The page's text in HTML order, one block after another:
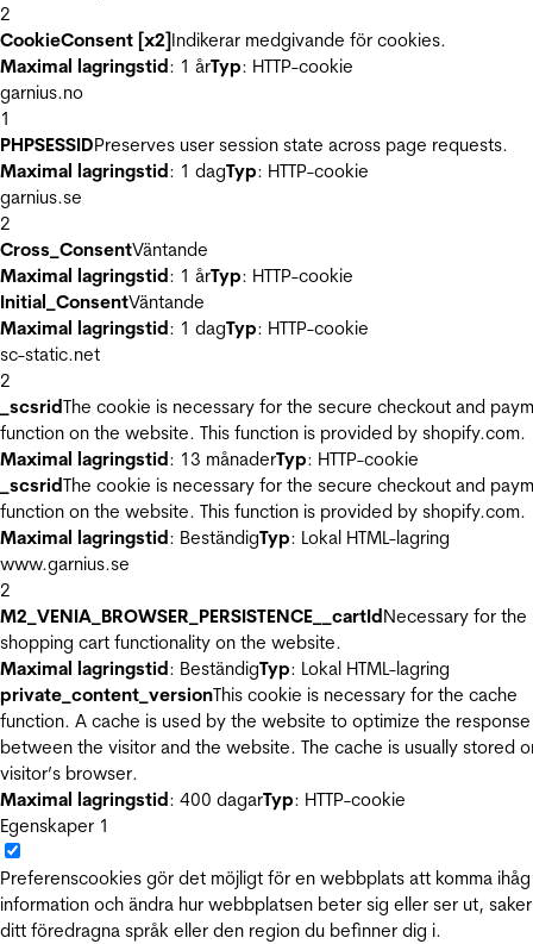
2
CookieConsent [x2]Indikerar medgivande för cookies.
Maximal lagringstid: 1 årTyp: HTTP-cookie
garnius.no
1
PHPSESSIDPreserves user session state across page requests.
Maximal lagringstid: 1 dagTyp: HTTP-cookie
garnius.se
2
Cross_ConsentVäntande
Maximal lagringstid: 1 årTyp: HTTP-cookie
Initial_ConsentVäntande
Maximal lagringstid: 1 dagTyp: HTTP-cookie
sc-static.net
2
_scsridThe cookie is necessary for the secure checkout and
function on the website. This function is provided by shopify.com.
Maximal lagringstid: 13 månaderTyp: HTTP-cookie
_scsridThe cookie is necessary for the secure checkout and
function on the website. This function is provided by shopify.com.
Maximal lagringstid: BeständigTyp: Lokal HTML-lagring
www.garnius.se
2
M2_VENIA_BROWSER_PERSISTENCE__cartIdNecessary for the
shopping cart functionality on the website.
Maximal lagringstid: BeständigTyp: Lokal HTML-lagring
private_content_versionThis cookie is necessary for the cache
function. A cache is used by the website to optimize the
between the visitor and the website. The cache is usually stored
visitor’s browser.
Maximal lagringstid: 400 dagarTyp: HTTP-cookie
Egenskaper 1
Preferenscookies gör det möjligt för en webbplats att komma ihåg
information och ändra hur webbplatsen beter sig eller ser ut,
ditt föredragna språk eller den region du befinner dig i.